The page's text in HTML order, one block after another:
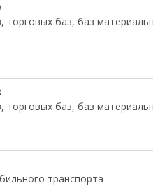
торговых баз, баз
торговых баз, баз
транспорта